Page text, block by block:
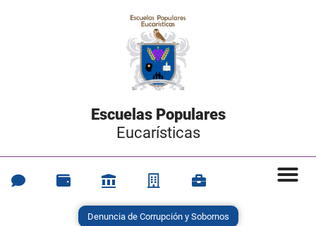
Escuelas Populares
Eucarísticas
Denuncia de Corrupción y Sobornos